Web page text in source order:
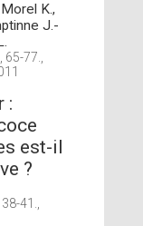
K.,
J.-
77.,
:
est-il
?
41.,